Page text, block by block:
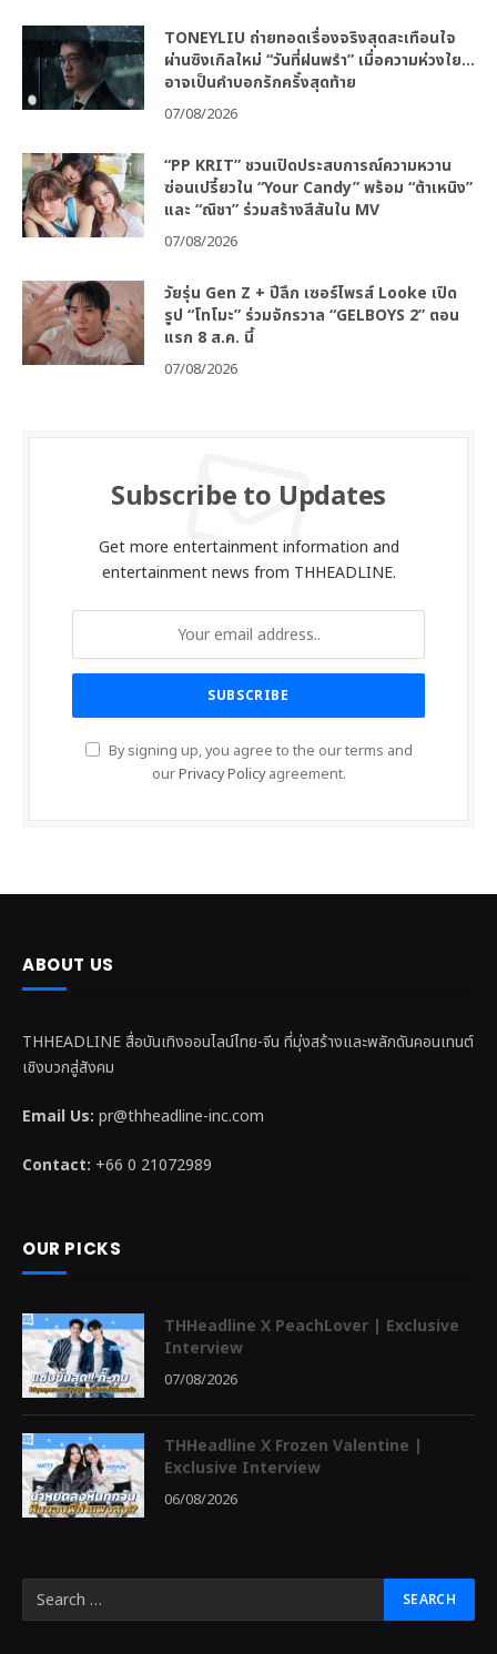
TONEYLIU ถ่ายทอดเรื่องจริงสุดสะเทือนใจ
ผ่านซิงเกิลใหม่ “วันที่ฝนพรำ” เมื่อความห่วงใย…
อาจเป็นคำบอกรักครั้งสุดท้าย
07/08/2026
“PP KRIT” ชวนเปิดประสบการณ์ความหวาน
ซ่อนเปรี้ยวใน “Your Candy” พร้อม “ต้าเหนิง”
และ “ณิชา” ร่วมสร้างสีสันใน MV
07/08/2026
วัยรุ่น Gen Z + ปีลึก เซอร์ไพรส์ Looke เปิด
รูป “โทโมะ” ร่วมจักรวาล “GELBOYS 2” ตอน
แรก 8 ส.ค. นี้
07/08/2026
Subscribe to Updates
Get more entertainment information and
entertainment news from THHEADLINE.
By signing up, you agree to the our terms and
ourPrivacy Policyagreement.
ABOUT US
THHEADLINE สื่อบันเทิงออนไลน์ไทย-จีน ที่มุ่งสร้างและพลักดันคอนเทนต์
เชิงบวกสู่สังคม
Email Us: pr@thheadline-inc.com
Contact: +66 0 21072989
OUR PICKS
THHeadline X PeachLover | Exclusive
Interview
07/08/2026
THHeadline X Frozen Valentine |
Exclusive Interview
06/08/2026